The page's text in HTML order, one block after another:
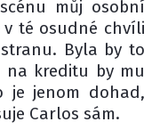
můj osobní
v té osudné chvíli
Byla by to
na kreditu by mu
je jenom dohad,
Carlos sám.